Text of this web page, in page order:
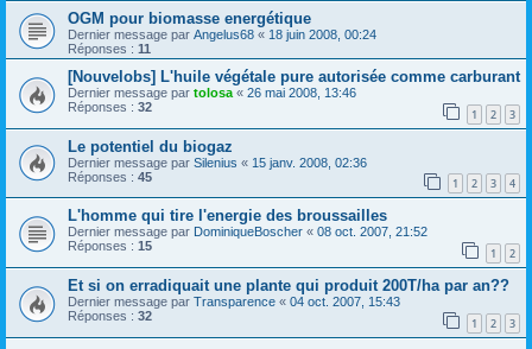
OGM pour biomasse energétique
Dernier message par Angelus68 « 18 juin 2008, 00:24
Réponses : 11
[Nouvelobs] L'huile végétale pure autorisée comme carburant
Dernier message par tolosa « 26 mai 2008, 13:46
Réponses : 32 1 2 3
Le potentiel du biogaz
Dernier message par Silenius « 15 janv. 2008, 02:36
Réponses : 45 1 2 3 4
L'homme qui tire l'energie des broussailles
Dernier message par DominiqueBoscher « 08 oct. 2007, 21:52
Réponses : 15 1 2
Et si on erradiquait une plante qui produit 200T/ha par an??
Dernier message par Transparence « 04 oct. 2007, 15:43
Réponses : 32 1 2 3